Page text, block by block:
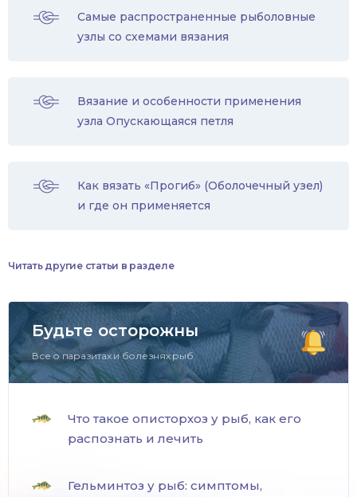
Самые распространенные рыболовные
узлы со схемами вязания
Вязание и особенности применения
узла Опускающаяся петля
Как вязать «Прогиб» (Оболочечный узел)
и где он применяется
Читать другие статьи в разделе
Будьте осторожны
Все о паразитах и болезнях рыб.
Что такое описторхоз у рыб, как его
распознать и лечить
Гельминтоз у рыб: симптомы,